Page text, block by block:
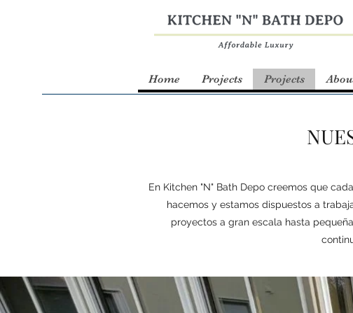
Home Projects Projects
En Kitchen "N" Bath Depo creemos que
hacemos y estamos dispuestos a
proyectos a gran escala hasta